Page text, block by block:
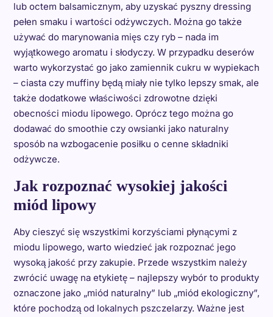
lub octem balsamicznym, aby uzyskać pyszny dressing
pełen smaku i wartości odżywczych. Można go także
używać do marynowania mięs czy ryb – nada im
wyjątkowego aromatu i słodyczy. W przypadku deserów
warto wykorzystać go jako zamiennik cukru w wypiekach
– ciasta czy muffiny będą miały nie tylko lepszy smak, ale
także dodatkowe właściwości zdrowotne dzięki
obecności miodu lipowego. Oprócz tego można go
dodawać do smoothie czy owsianki jako naturalny
sposób na wzbogacenie posiłku o cenne składniki
odżywcze.
Jak rozpoznać wysokiej jakości
miód lipowy
Aby cieszyć się wszystkimi korzyściami płynącymi z
miodu lipowego, warto wiedzieć jak rozpoznać jego
wysoką jakość przy zakupie. Przede wszystkim należy
zwrócić uwagę na etykietę – najlepszy wybór to produkty
oznaczone jako „miód naturalny” lub „miód ekologiczny”,
które pochodzą od lokalnych pszczelarzy. Ważne jest